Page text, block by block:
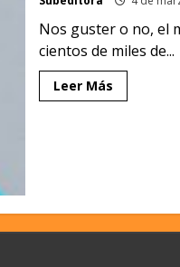
Nos guster o no, el
cientos de miles de...
Leer Más